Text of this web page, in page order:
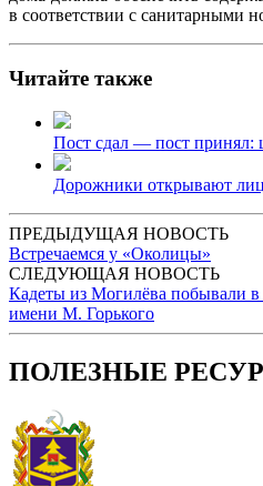
в соответствии с санитарными
Читайте также
Пост сдал — пост принял:
Дорожники открывают
ПРЕДЫДУЩАЯ НОВОСТЬ
Встречаемся у «Околицы»
СЛЕДУЮЩАЯ НОВОСТЬ
Кадеты из Могилёва побывали
имени М. Горького
ПОЛЕЗНЫЕ